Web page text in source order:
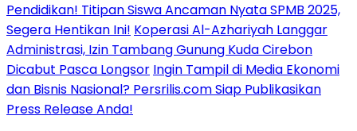
Pendidikan! Titipan Siswa Ancaman Nyata SPMB 2025,
Segera Hentikan Ini! Koperasi Al-Azhariyah Langgar
Administrasi, Izin Tambang Gunung Kuda Cirebon
Dicabut Pasca Longsor Ingin Tampil di Media Ekonomi
dan Bisnis Nasional? Persrilis.com Siap Publikasikan
Press Release Anda!